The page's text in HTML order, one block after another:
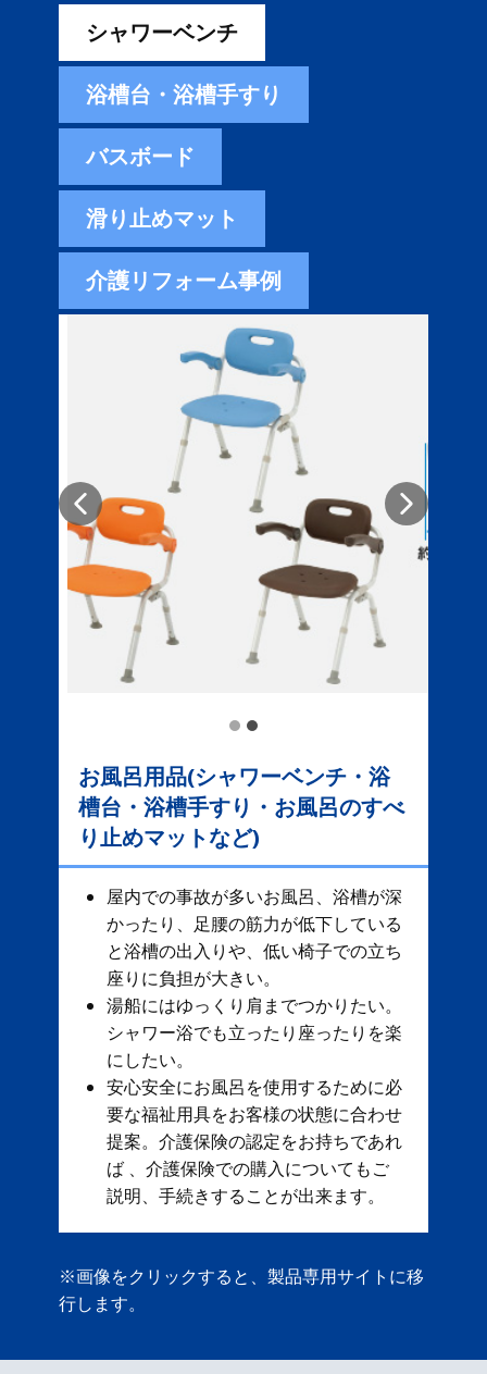
シャワーベンチ
浴槽台・浴槽手すり
バスボード
滑り止めマット
介護リフォーム事例
お風呂用品(シャワーベンチ・浴
槽台・浴槽手すり・お風呂のすべ
り止めマットなど)
屋内での事故が多いお風呂、​ 浴槽が深
かったり、足腰の筋力が低下している
と浴槽の出入りや、低い椅子での立ち
座りに負担が大きい。
湯船にはゆっくり肩までつかりたい。
シャワー浴でも立ったり座ったりを楽
にしたい。
安心安全にお風呂を使用するために必
要な福祉用具をお客様の状態に合わせ
提案。 ​ 介護保険の認定をお持ちであれ
ば 、介護保険での購入についてもご
説明、手続きすることが出来ます。
※画像をクリックすると、製品専用サイトに移
行します。